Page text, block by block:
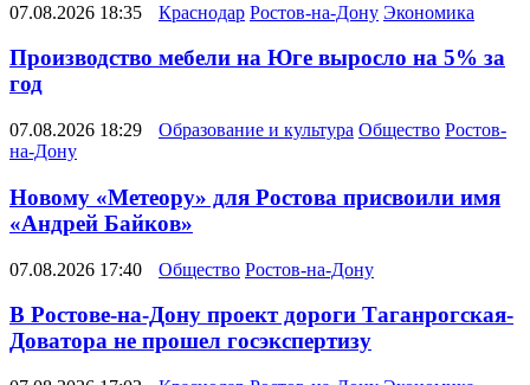
07.08.2026 18:35 Краснодар Ростов-на-Дону Экономика
Производство мебели на Юге выросло на 5% за
год
07.08.2026 18:29 Образование и культура Общество Ростов-
на-Дону
Новому «Метеору» для Ростова присвоили имя
«Андрей Байков»
07.08.2026 17:40 Общество Ростов-на-Дону
В Ростове-на-Дону проект дороги Таганрогская-
Доватора не прошел госэкспертизу